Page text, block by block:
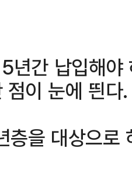
간 납입해야
이 눈에 띈다.
을 대상으로